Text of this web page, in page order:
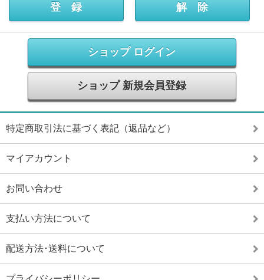
ショップ ログイン
ショップ 新規会員登録
特定商取引法に基づく表記（返品など）
マイアカウント
お問い合わせ
支払い方法について
配送方法･送料について